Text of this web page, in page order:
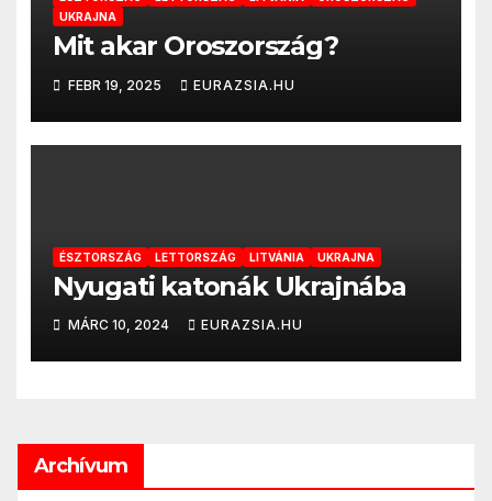
UKRAJNA
Mit akar Oroszország?
FEBR 19, 2025 EURAZSIA.HU
ÉSZTORSZÁG LETTORSZÁG LITVÁNIA UKRAJNA
Nyugati katonák Ukrajnába
MÁRC 10, 2024 EURAZSIA.HU
Archívum